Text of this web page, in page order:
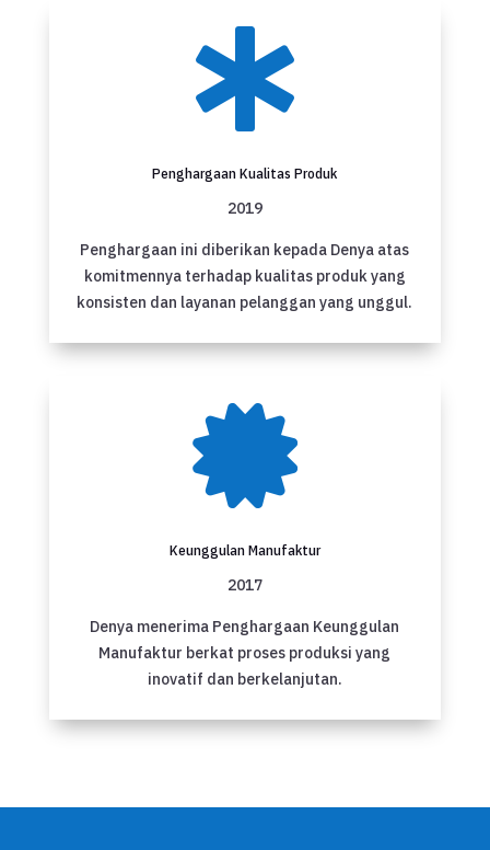

Penghargaan Kualitas Produk
2019
Penghargaan ini diberikan kepada Denya atas
komitmennya terhadap kualitas produk yang
konsisten dan layanan pelanggan yang unggul.

Keunggulan Manufaktur
2017
Denya menerima Penghargaan Keunggulan
Manufaktur berkat proses produksi yang
inovatif dan berkelanjutan.